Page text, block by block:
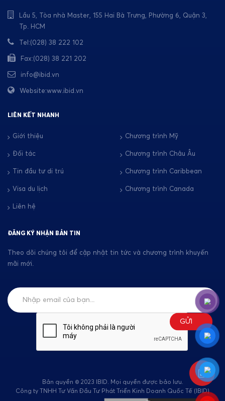
Lầu 5, Tòa nhà Master, 155 Hai Bà Trưng, Phường 6, Quận 3,
Tp. HCM
Tel:(028) 38 222 102
Fax:(028) 38 221 202
info@ibid.vn
Website:www.ibid.vn
LIÊN KẾT NHANH
Giới thiệu Chương trình Mỹ
Đối tác Chương trình Châu Âu
Tin đầu tư di trú Chương trình Caribbean
Visa du lịch Chương trình Canada
Liên hệ
ĐĂNG KÝ NHẬN BẢN TIN
Theo dõi chúng tôi để cập nhật tin tức và chương trình khuyến
mãi mới.
Bản quyền © 2023 IBID. Mọi quyền được bảo lưu.
Công ty TNHH Tư Vấn Đầu Tư Phát Triển Kinh Doanh Quốc Tế (IBID)